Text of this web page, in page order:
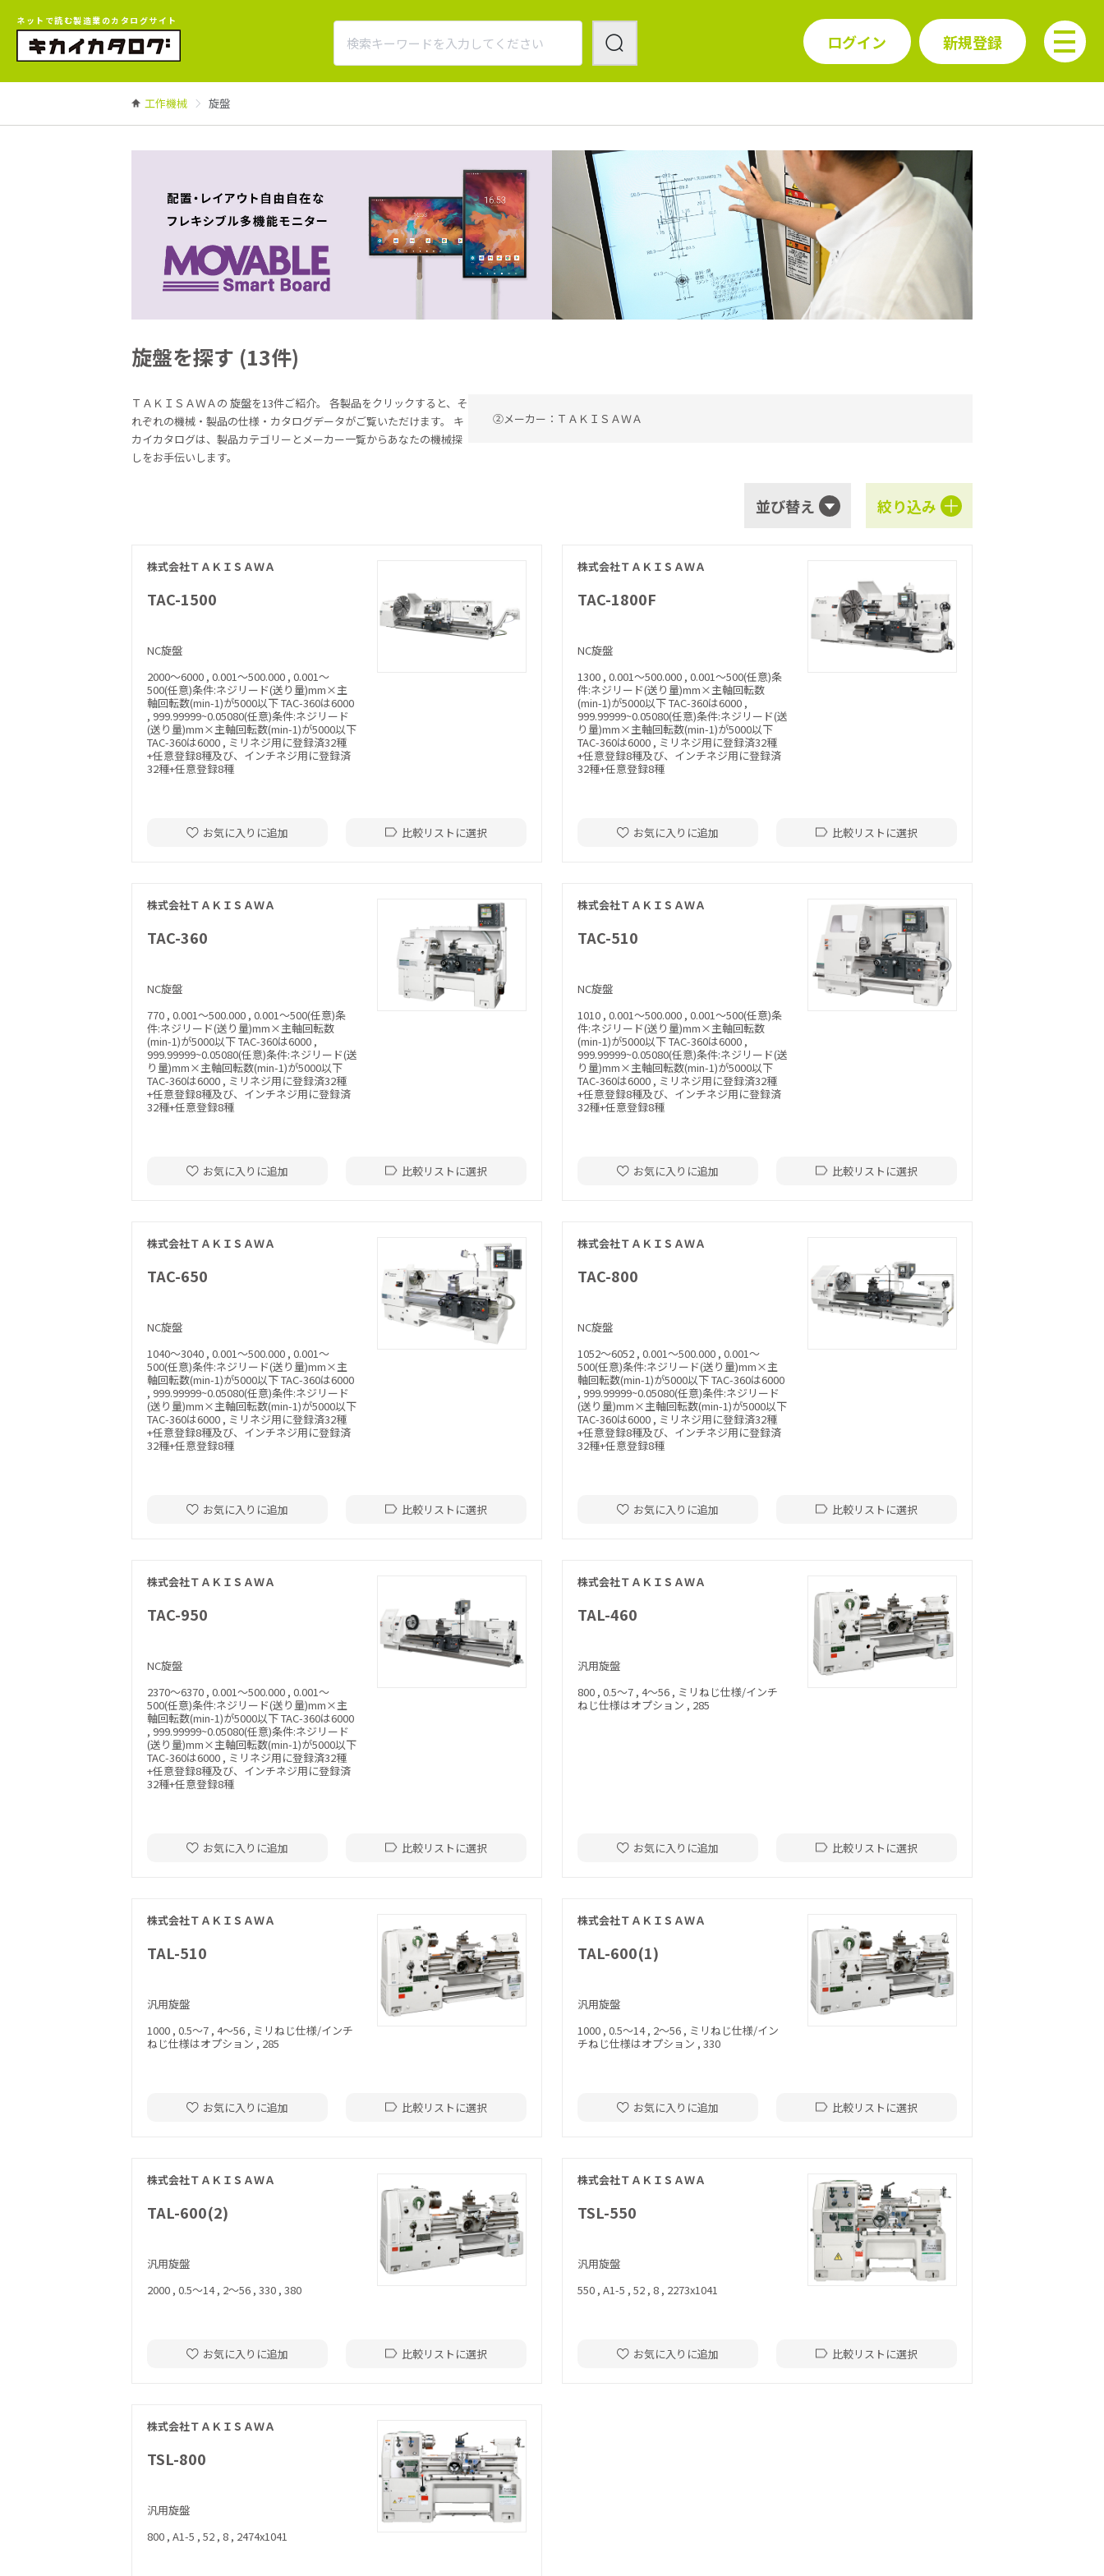
ネットで読む製造業のカタログサイト
ログイン 新規登録
工作機械 旋盤
旋盤を探す (13件)
ＴＡＫＩＳＡＷＡの 旋盤を13件ご紹介。
各製品をクリックすると、そ
れぞれの機械・製品の仕様・カタログデータがご覧いただけます。 キ
カイカタログは、製品カテゴリーとメーカー一覧からあなたの機械探
しをお手伝いします。
②メーカー：ＴＡＫＩＳＡＷＡ
並び替え 絞り込み
株式会社ＴＡＫＩＳＡＷＡ
TAC-1500
NC旋盤
2000～6000 , 0.001～500.000 , 0.001～
500(任意)条件:ネジリード(送り量)mm×主
軸回転数(min-1)が5000以下 TAC-360は6000
, 999.99999~0.05080(任意)条件:ネジリード
(送り量)mm×主軸回転数(min-1)が5000以下
TAC-360は6000 , ミリネジ用に登録済32種
+任意登録8種及び、インチネジ用に登録済
32種+任意登録8種
お気に入りに追加 比較リストに選択
株式会社ＴＡＫＩＳＡＷＡ
TAC-1800F
NC旋盤
1300 , 0.001～500.000 , 0.001～500(任意)条
件:ネジリード(送り量)mm×主軸回転数
(min-1)が5000以下 TAC-360は6000 ,
999.99999~0.05080(任意)条件:ネジリード(送
り量)mm×主軸回転数(min-1)が5000以下
TAC-360は6000 , ミリネジ用に登録済32種
+任意登録8種及び、インチネジ用に登録済
32種+任意登録8種
お気に入りに追加 比較リストに選択
株式会社ＴＡＫＩＳＡＷＡ
TAC-360
NC旋盤
770 , 0.001～500.000 , 0.001～500(任意)条
件:ネジリード(送り量)mm×主軸回転数
(min-1)が5000以下 TAC-360は6000 ,
999.99999~0.05080(任意)条件:ネジリード(送
り量)mm×主軸回転数(min-1)が5000以下
TAC-360は6000 , ミリネジ用に登録済32種
+任意登録8種及び、インチネジ用に登録済
32種+任意登録8種
お気に入りに追加 比較リストに選択
株式会社ＴＡＫＩＳＡＷＡ
TAC-510
NC旋盤
1010 , 0.001～500.000 , 0.001～500(任意)条
件:ネジリード(送り量)mm×主軸回転数
(min-1)が5000以下 TAC-360は6000 ,
999.99999~0.05080(任意)条件:ネジリード(送
り量)mm×主軸回転数(min-1)が5000以下
TAC-360は6000 , ミリネジ用に登録済32種
+任意登録8種及び、インチネジ用に登録済
32種+任意登録8種
お気に入りに追加 比較リストに選択
株式会社ＴＡＫＩＳＡＷＡ
TAC-650
NC旋盤
1040～3040 , 0.001～500.000 , 0.001～
500(任意)条件:ネジリード(送り量)mm×主
軸回転数(min-1)が5000以下 TAC-360は6000
, 999.99999~0.05080(任意)条件:ネジリード
(送り量)mm×主軸回転数(min-1)が5000以下
TAC-360は6000 , ミリネジ用に登録済32種
+任意登録8種及び、インチネジ用に登録済
32種+任意登録8種
お気に入りに追加 比較リストに選択
株式会社ＴＡＫＩＳＡＷＡ
TAC-800
NC旋盤
1052～6052 , 0.001～500.000 , 0.001～
500(任意)条件:ネジリード(送り量)mm×主
軸回転数(min-1)が5000以下 TAC-360は6000
, 999.99999~0.05080(任意)条件:ネジリード
(送り量)mm×主軸回転数(min-1)が5000以下
TAC-360は6000 , ミリネジ用に登録済32種
+任意登録8種及び、インチネジ用に登録済
32種+任意登録8種
お気に入りに追加 比較リストに選択
株式会社ＴＡＫＩＳＡＷＡ
TAC-950
NC旋盤
2370～6370 , 0.001～500.000 , 0.001～
500(任意)条件:ネジリード(送り量)mm×主
軸回転数(min-1)が5000以下 TAC-360は6000
, 999.99999~0.05080(任意)条件:ネジリード
(送り量)mm×主軸回転数(min-1)が5000以下
TAC-360は6000 , ミリネジ用に登録済32種
+任意登録8種及び、インチネジ用に登録済
32種+任意登録8種
お気に入りに追加 比較リストに選択
株式会社ＴＡＫＩＳＡＷＡ
TAL-460
汎用旋盤
800 , 0.5～7 , 4～56 , ミリねじ仕様/インチ
ねじ仕様はオプション , 285
お気に入りに追加 比較リストに選択
株式会社ＴＡＫＩＳＡＷＡ
TAL-510
汎用旋盤
1000 , 0.5～7 , 4～56 , ミリねじ仕様/インチ
ねじ仕様はオプション , 285
お気に入りに追加 比較リストに選択
株式会社ＴＡＫＩＳＡＷＡ
TAL-600(1)
汎用旋盤
1000 , 0.5～14 , 2～56 , ミリねじ仕様/イン
チねじ仕様はオプション , 330
お気に入りに追加 比較リストに選択
株式会社ＴＡＫＩＳＡＷＡ
TAL-600(2)
汎用旋盤
2000 , 0.5～14 , 2～56 , 330 , 380
お気に入りに追加 比較リストに選択
株式会社ＴＡＫＩＳＡＷＡ
TSL-550
汎用旋盤
550 , A1-5 , 52 , 8 , 2273x1041
お気に入りに追加 比較リストに選択
株式会社ＴＡＫＩＳＡＷＡ
TSL-800
汎用旋盤
800 , A1-5 , 52 , 8 , 2474x1041